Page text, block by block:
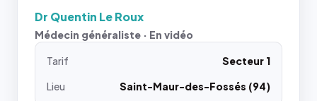
Dr Quentin Le Roux
Médecin généraliste · En vidéo
Tarif
Secteur 1
Lieu
Saint-Maur-des-Fossés (94)